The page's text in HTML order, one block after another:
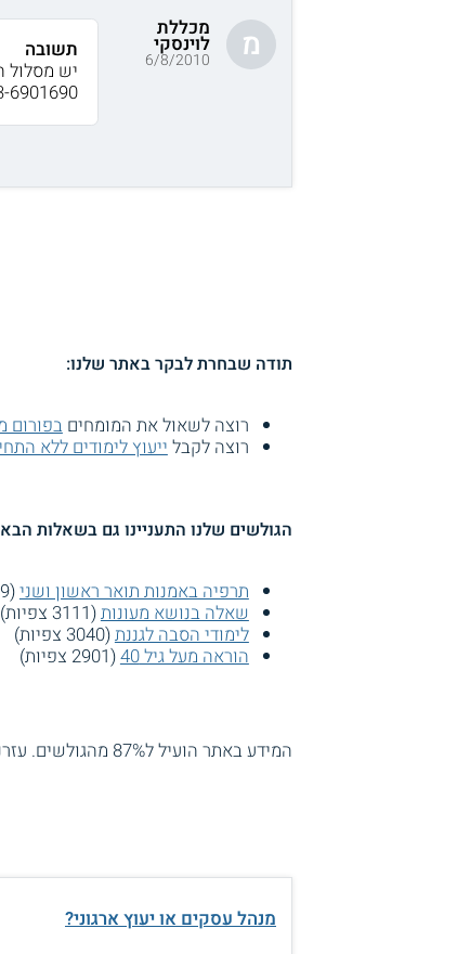
מ מכללת
לוינסקי
6/8/2010
תשובה
יש מסלול
6901690
תודה שבחרת לבקר באתר שלנו:
רוצה לשאול את המומחיםבפורום
רוצה לקבל ייעוץ לימודים ללא
הגולשים שלנו התעניינו גם בשאלות
תרפיה באמנות תואר ראשון ושני(3869 צפיות)
שאלה בנושא מעונות(3111 צפיות)
לימודי הסבה לגננת(3040 צפיות)
הוראה מעל גיל 40
(2901 צפיות)
המידע באתר הועיל ל87% מהגולשים.
מנהל עסקים או יעוץ ארגוני?